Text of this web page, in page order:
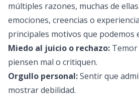
múltiples razones, muchas de
emociones, creencias o
principales motivos que podemos
Miedo al juicio o rechazo: Temor
piensen mal o critiquen.
Orgullo personal:Sentir que
mostrar debilidad.